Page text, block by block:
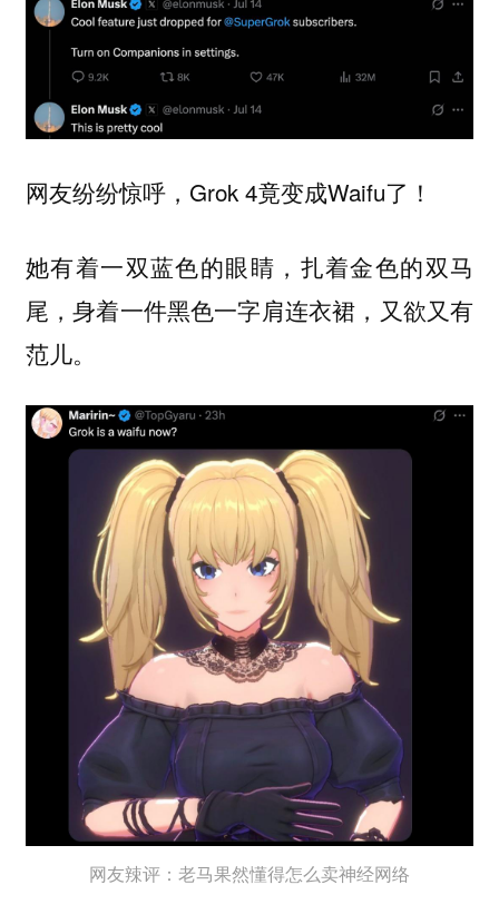
网友纷纷惊呼，Grok 4竟变成Waifu了！
她有着一双蓝色的眼睛，扎着金色的双马
尾，身着一件黑色一字肩连衣裙，又欲又有
范儿。
网友辣评：老马果然懂得怎么卖神经网络